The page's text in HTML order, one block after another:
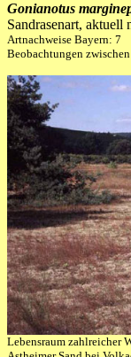
Gonianotus
Sandrasenart,
Artnachweise Bayern: 7
Beobachtungen
Lebensraum zahlreicher